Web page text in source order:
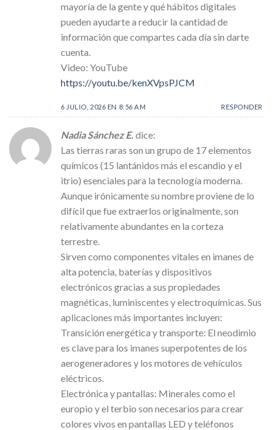
mayoría de la gente y qué hábitos digitales
pueden ayudarte a reducir la cantidad de
información que compartes cada día sin darte
cuenta.
Video: YouTube
https://youtu.be/kenXVpsPJCM
6 JULIO, 2026 EN 8:56 AM RESPONDER
Nadia Sánchez E. dice:
Las tierras raras son un grupo de 17 elementos
químicos (15 lantánidos más el escandio y el
itrio) esenciales para la tecnología moderna.
Aunque irónicamente su nombre proviene de lo
difícil que fue extraerlos originalmente, son
relativamente abundantes en la corteza
terrestre.
Sirven como componentes vitales en imanes de
alta potencia, baterías y dispositivos
electrónicos gracias a sus propiedades
magnéticas, luminiscentes y electroquímicas. Sus
aplicaciones más importantes incluyen:
Transición energética y transporte: El neodimio
es clave para los imanes superpotentes de los
aerogeneradores y los motores de vehículos
eléctricos.
Electrónica y pantallas: Minerales como el
europio y el terbio son necesarios para crear
colores vivos en pantallas LED y teléfonos